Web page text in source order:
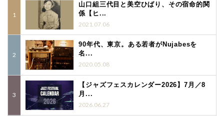
山口組三代目と美空ひばり、その宿命的関
係【ヒ...
2021.07.06
90年代、東京。ある若者がNujabesを
名...
2020.05.08
【ジャズフェスカレンダー2026】7月／8
月...
2026.06.27